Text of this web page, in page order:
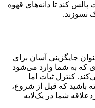
پالس کند تا دانه‌های قهوه
نسوزند.
جایگزینی آسان برای
که به شما وارد می‌شود
کنترل ثبات اما
باشید که قبل از شروع،
شما در یک‌لایه